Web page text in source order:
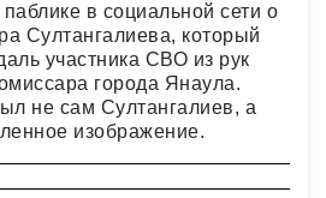
в социальной сети о
Султангалиева, который
участника СВО из рук
города Янаула.
не сам Султангалиев, а
изображение.